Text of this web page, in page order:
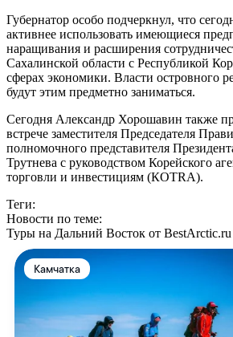
Губернатор особо подчеркнул, что
активнее использовать имеющиеся
наращивания и расширения
Сахалинской области с Республикой
сферах экономики. Власти островного
будут этим предметно заниматься.
Сегодня Александр Хорошавин также
встрече заместителя Председателя
полномочного представителя
Трутнева с руководством Корейского
торговли и инвестициям (КОТRА).
Теги:
Новости по теме:
Туры на Дальний Восток от BestArctic.ru